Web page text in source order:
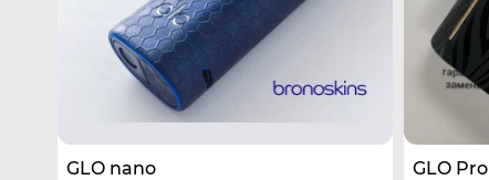
GLO nano GLO Pro